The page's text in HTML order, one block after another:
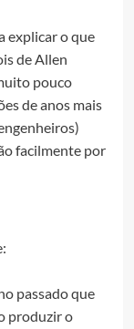
explicar o que
de Allen
pouco
de anos mais
facilmente por
passado que
produzir o